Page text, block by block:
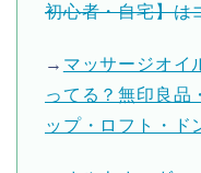
初心者・自宅】は
→ マッサージオイ
ってる？無印良品
ップ・ロフト・ド